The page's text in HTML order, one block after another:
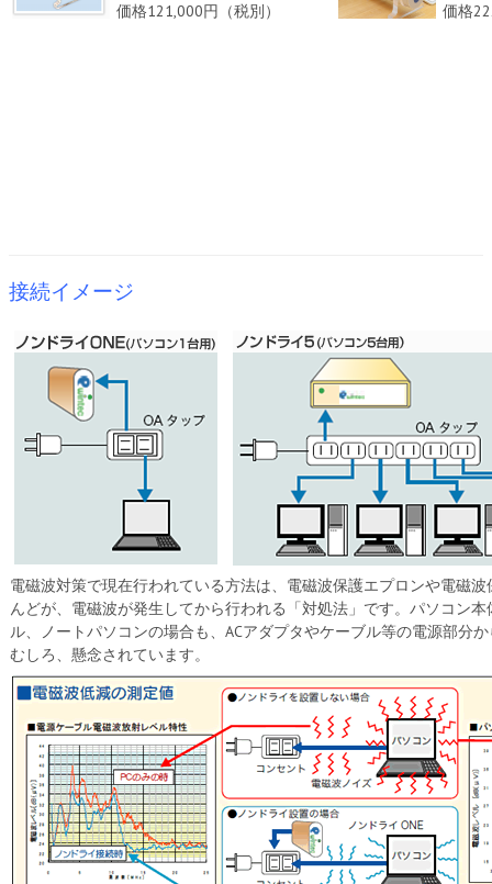
価格121,000円（税別）
価格
接続イメージ
電磁波対策で現在行われている方法は、電磁波保護エプロンや電磁
んどが、電磁波が発生してから行われる「対処法」です。パソコン
ル、ノートパソコンの場合も、ACアダプタやケーブル等の電源部分
むしろ、懸念されています。